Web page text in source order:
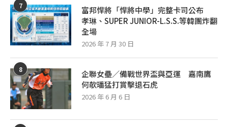
7
富邦悍將「悍將中學」完整卡司公布
孝琳、SUPER JUNIOR-L.S.S.等韓團炸翻
全場
2026 年 7 月 30 日
8
企聯女壘／備戰世界盃與亞運 嘉南鷹
何欹璠猛打賞擊退石虎
2026 年 6 月 6 日